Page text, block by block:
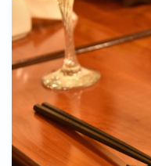
世界遺産
ワーキングホリデー
世界のマクドナルド
お問い合わせ